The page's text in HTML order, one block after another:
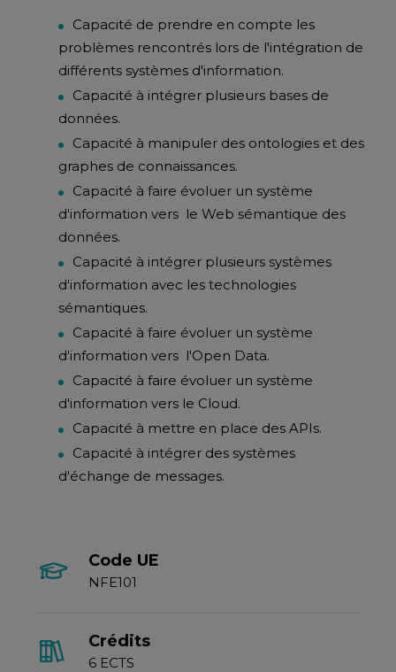
Capacité de prendre en compte les
problèmes rencontrés lors de l'intégration de
différents systèmes d'information.
Capacité à intégrer plusieurs bases de
données.
Capacité à manipuler des ontologies et des
graphes de connaissances.
Capacité à faire évoluer un système
d'information vers le Web sémantique des
données.
Capacité à intégrer plusieurs systèmes
d'information avec les technologies
sémantiques.
Capacité à faire évoluer un système
d'information vers l'Open Data.
Capacité à faire évoluer un système
d'information vers le Cloud.
Capacité à mettre en place des APIs.
Capacité à intégrer des systèmes
d'échange de messages.
Code UE
NFE101
Crédits
6 ECTS